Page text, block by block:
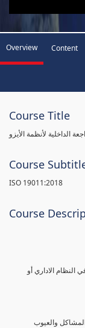
Overview Content
Course Title
الداخلية لأنظمة الأيزو
Course
ISO 19011:2018
Course
الاداري أو
والعيوب